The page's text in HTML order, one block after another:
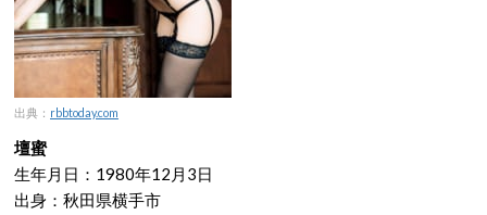
出典： rbbtoday.com
壇蜜
生年月日：1980年12月3日
出身：秋田県横手市